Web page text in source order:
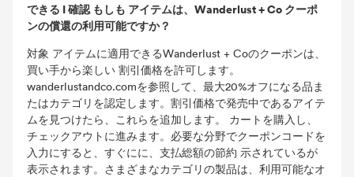
できる I 確認 もしも アイテムは、Wanderlust + Co クーポ
ンの償還の利用可能ですか？
対象 アイテムに適用できるWanderlust + Coのクーポンは、
買い手から楽しい 割引価格を許可します。
wanderlustandco.comを参照して、最大20%オフになる品ま
たはカテゴリを認定します。割引価格で発売中であるアイテ
ムを見つけたら、これらを追加します。 カートを購入し、
チェックアウトに進みます。必要な分野でクーポンコードを
入力にすると、すぐにに、支払総額の節約 示されているが
表示されます。さまざまなカテゴリの製品は、利用可能なオ